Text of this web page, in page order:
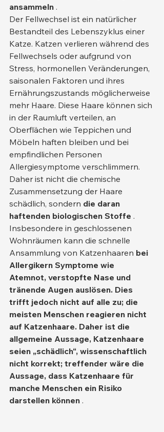
ansammeln .
Der Fellwechsel ist ein natürlicher
Bestandteil des Lebenszyklus einer
Katze. Katzen verlieren während des
Fellwechsels oder aufgrund von
Stress, hormonellen Veränderungen,
saisonalen Faktoren und ihres
Ernährungszustands möglicherweise
mehr Haare. Diese Haare können sich
in der Raumluft verteilen, an
Oberflächen wie Teppichen und
Möbeln haften bleiben und bei
empfindlichen Personen
Allergiesymptome verschlimmern.
Daher ist nicht die chemische
Zusammensetzung der Haare
schädlich, sondern die daran
haftenden biologischen Stoffe .
Insbesondere in geschlossenen
Wohnräumen kann die schnelle
Ansammlung von Katzenhaaren bei
Allergikern Symptome wie
Atemnot, verstopfte Nase und
tränende Augen auslösen. Dies
trifft jedoch nicht auf alle zu; die
meisten Menschen reagieren nicht
auf Katzenhaare. Daher ist die
allgemeine Aussage, Katzenhaare
seien „schädlich“, wissenschaftlich
nicht korrekt; treffender wäre die
Aussage, dass Katzenhaare für
manche Menschen ein Risiko
darstellen können .